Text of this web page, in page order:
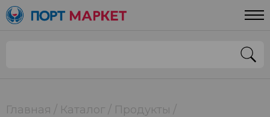
Главная Каталог
Продукты